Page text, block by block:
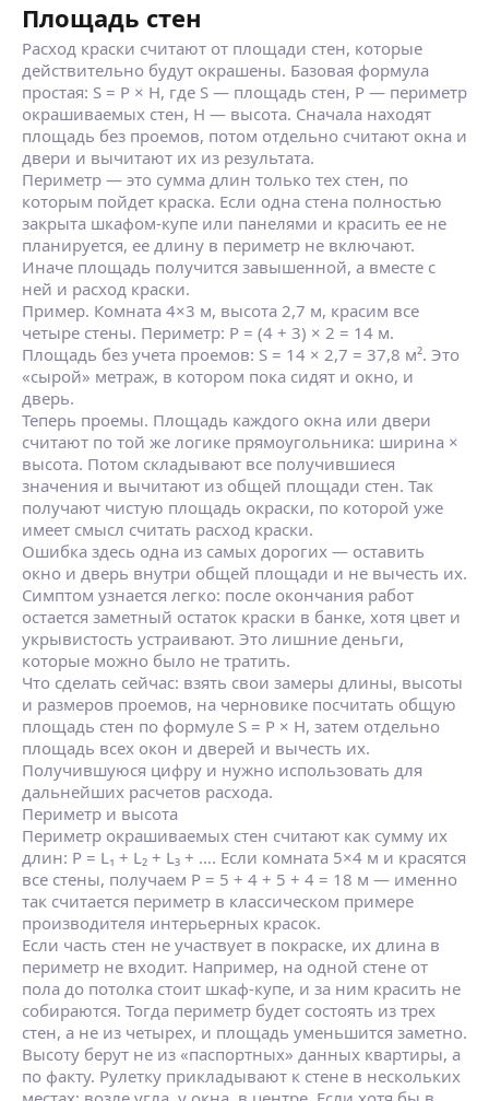
Площадь стен
Расход краски считают от площади стен, которые
действительно будут окрашены. Базовая формула
простая: S = P × H, где S — площадь стен, P — периметр
окрашиваемых стен, H — высота. Сначала находят
площадь без проемов, потом отдельно считают окна и
двери и вычитают их из результата.
Периметр — это сумма длин только тех стен, по
которым пойдет краска. Если одна стена полностью
закрыта шкафом‑купе или панелями и красить ее не
планируется, ее длину в периметр не включают.
Иначе площадь получится завышенной, а вместе с
ней и расход краски.
Пример. Комната 4×3 м, высота 2,7 м, красим все
четыре стены. Периметр: P = (4 + 3) × 2 = 14 м.
Площадь без учета проемов: S = 14 × 2,7 = 37,8 м². Это
«сырой» метраж, в котором пока сидят и окно, и
дверь.
Теперь проемы. Площадь каждого окна или двери
считают по той же логике прямоугольника: ширина ×
высота. Потом складывают все получившиеся
значения и вычитают из общей площади стен. Так
получают чистую площадь окраски, по которой уже
имеет смысл считать расход краски.
Ошибка здесь одна из самых дорогих — оставить
окно и дверь внутри общей площади и не вычесть их.
Симптом узнается легко: после окончания работ
остается заметный остаток краски в банке, хотя цвет и
укрывистость устраивают. Это лишние деньги,
которые можно было не тратить.
Что сделать сейчас: взять свои замеры длины, высоты
и размеров проемов, на черновике посчитать общую
площадь стен по формуле S = P × H, затем отдельно
площадь всех окон и дверей и вычесть их.
Получившуюся цифру и нужно использовать для
дальнейших расчетов расхода.
Периметр и высота
Периметр окрашиваемых стен считают как сумму их
длин: P = L₁ + L₂ + L₃ + …. Если комната 5×4 м и красятся
все стены, получаем P = 5 + 4 + 5 + 4 = 18 м — именно
так считается периметр в классическом примере
производителя интерьерных красок.
Если часть стен не участвует в покраске, их длина в
периметр не входит. Например, на одной стене от
пола до потолка стоит шкаф‑купе, и за ним красить не
собираются. Тогда периметр будет состоять из трех
стен, а не из четырех, и площадь уменьшится заметно.
Высоту берут не из «паспортных» данных квартиры, а
по факту. Рулетку прикладывают к стене в нескольких